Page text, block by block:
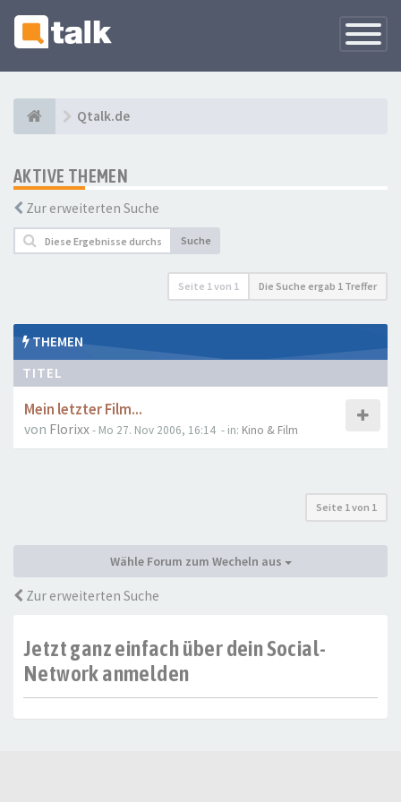
Qtalk.de
AKTIVE THEMEN
Zur erweiterten Suche
Suche
Seite 1von 1 Die Suche ergab 1 Treffer
THEMEN
TITEL
Mein letzter Film...
von Florixx- Mo 27. Nov 2006, 16:14 - in: Kino & Film
Seite 1von 1
Wähle Forum zum Wecheln aus
Zur erweiterten Suche
Jetzt ganz einfach über dein Social-
Network anmelden